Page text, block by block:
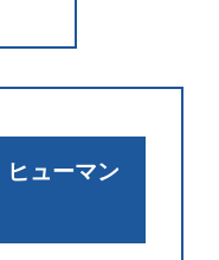
ューマン